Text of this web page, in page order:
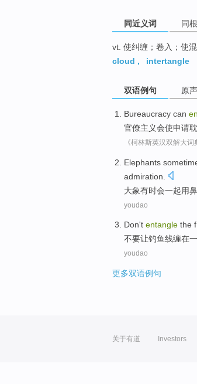
同近义词 同
vt. 使纠缠；卷入；使
cloud , intertangle
双语例句 原
Bureaucracy can
官僚主义会使申请
《柯林斯英汉双解大词
Elephants
admiration
大象有时会一起用
youdao
Don't entangle the
不要让钓鱼线缠在一
youdao
更多双语例句
关于有道 Investors